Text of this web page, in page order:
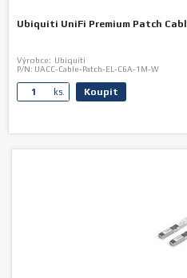
Ubiquiti UniFi Premium Patch
Výrobce: Ubiquiti
P/N: UACC-Cable-Patch-EL-C6A-1M-W
ks. Koupit